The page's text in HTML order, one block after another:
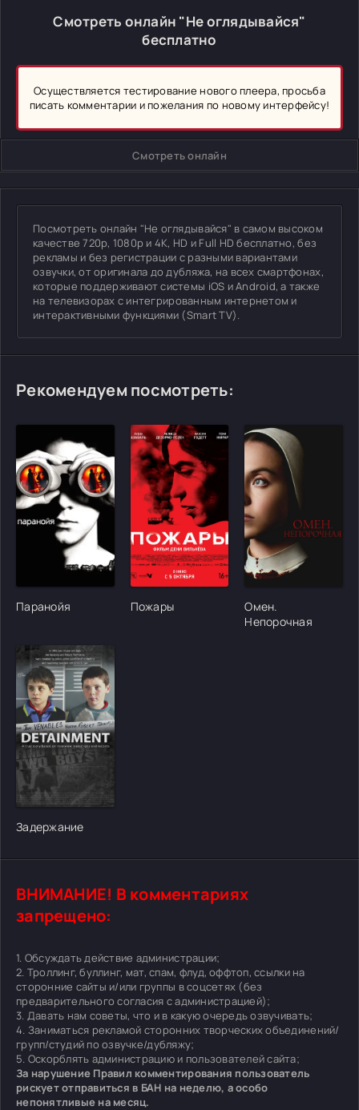
Смотреть онлайн "Не оглядывайся"
бесплатно
Осуществляется тестирование нового плеера, просьба
писать комментарии и пожелания по новому интерфейсу!
Смотреть онлайн
Посмотреть онлайн "Не оглядывайся" в самом высоком
качестве 720p, 1080p и 4K, HD и Full HD бесплатно, без
рекламы и без регистрации с разными вариантами
озвучки, от оригинала до дубляжа, на всех смартфонах,
которые поддерживают системы iOS и Android, а также
на телевизорах с интегрированным интернетом и
интерактивными функциями (Smart TV).
Рекомендуем посмотреть:
[/xfgiven_cvh_poster_urlcvh_poster_url]
Паранойя
[/xfgiven_cvh_poster_urlcvh_poster_url]
Пожары
[/
Омен.
Непорочная
[/xfgiven_cvh_poster_urlcvh_poster_url]
Задержание
ВНИМАНИЕ! В комментариях
запрещено:
1. Обсуждать действие администрации;
2. Троллинг, буллинг, мат, спам, флуд, оффтоп, ссылки на
сторонние сайты и/или группы в соцсетях (без
предварительного согласия с администрацией);
3. Давать нам советы, что и в какую очередь озвучивать;
4. Заниматься рекламой сторонних творческих объединений/
групп/студий по озвучке/дубляжу;
5. Оскорблять администрацию и пользователей сайта;
За нарушение Правил комментирования пользователь
рискует отправиться в БАН на неделю, а особо
непонятливые на месяц.